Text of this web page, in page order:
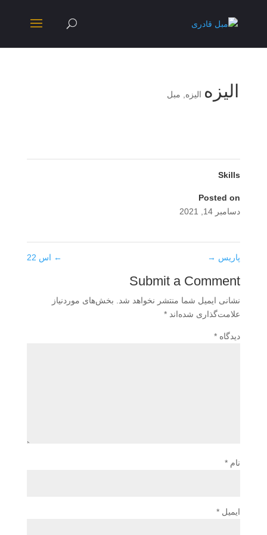
الیزه الیزه مبل
Skills
Posted on
دسامبر 14, 2021
← اس 22 پاریس →
Submit a Comment
نشانی ایمیل شما منتشر نخواهد شد.
بخش‌های موردنیاز
علامت‌گذاری شده‌اند *
دیدگاه *
نام *
ایمیل *